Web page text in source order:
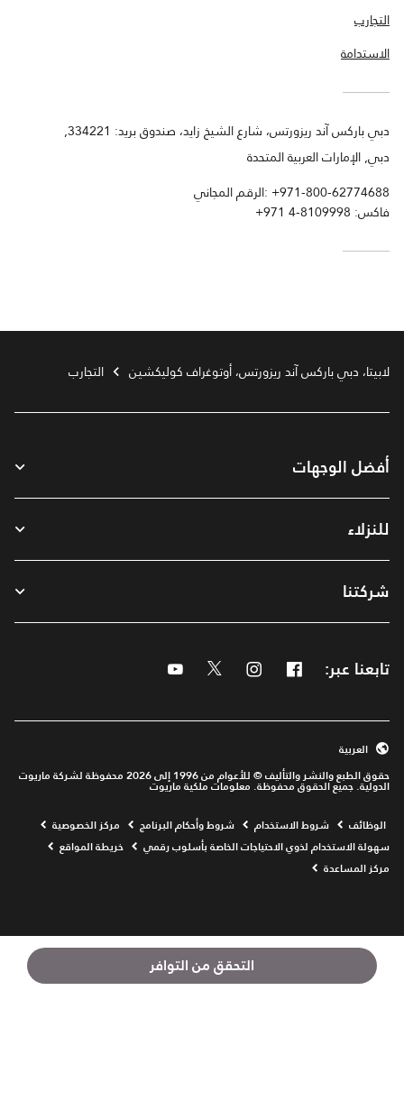
التحقق من التوافر
التجارب
الاستدامة
دبي باركس آند ريزورتس، شارع الشيخ زايد، صندوق بريد: 334221,
دبي, الإمارات العربية المتحدة
الرقم المجاني: +971-800-62774688
فاكس: +971 4-8109998
لابيتا، دبي باركس آند ريزورتس، أوتوغراف كوليكشين التجارب
أفضل الوجهات
للنزلاء
شركتنا
تابعنا عبر: Facebook
Instagram
Twitter
حقوق الطبع والنشر والتأليف © للأعوام من 1996 إلى 2026 محفوظة لشركة ماريوت
الدولية. جميع الحقوق محفوظة. معلومات ملكية ماريوت
العربية
الوظائف Opens a new window
شروط الاستخدام شروط وأحكام البرنامج
مركز الخصوصية
سهولة الاستخدام لذوي الاحتياجات الخاصة بأسلوب رقمي
خريطة المواقع
مركز المساعدة